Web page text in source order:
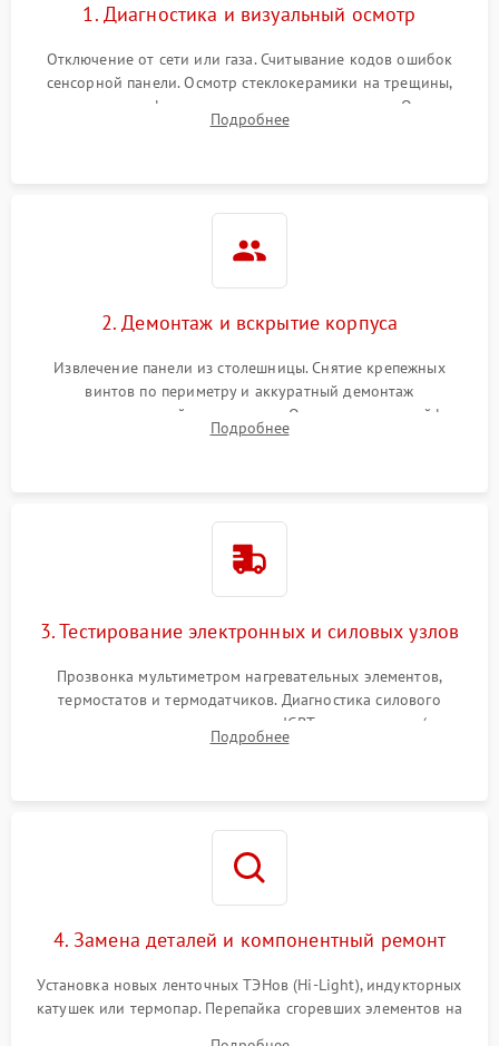
1. Диагностика и визуальный осмотр
Отключение от сети или газа. Считывание кодов ошибок
сенсорной панели. Осмотр стеклокерамики на трещины,
проверка конфорок на равномерность нагрева. Опрос
клиента о симптомах (не включается, не видит посуду,
Подробнее
2. Демонтаж и вскрытие корпуса
Извлечение панели из столешницы. Снятие крепежных
винтов по периметру и аккуратный демонтаж
стеклокерамической поверхности. Отсоединение шлейфов
сенсорного блока для доступа к силовым платам, катушкам
Подробнее
3. Тестирование электронных и силовых узлов
Прозвонка мультиметром нагревательных элементов,
термостатов и термодатчиков. Диагностика силового
модуля, реле, диодных мостов и IGBT-транзисторов (для
индукции). Проверка кранов и газ-контроля (для газовых
Подробнее
4. Замена деталей и компонентный ремонт
Установка новых ленточных ТЭНов (Hi-Light), индукторных
катушек или термопар. Перепайка сгоревших элементов на